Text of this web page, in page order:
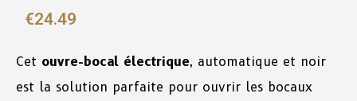
€24.49
Cet ouvre-bocal électrique, automatique et noir
est la solution parfaite pour ouvrir les bocaux